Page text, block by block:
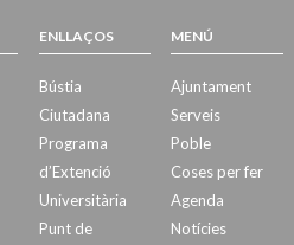
ENLLAÇOS
Bústia
Ciutadana
Programa
d’Extenció
Universitària
Punt de
MENÚ
Ajuntament
Serveis
Poble
Coses per fer
Agenda
Notícies